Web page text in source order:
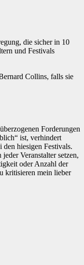
die sicher in 10
und Festivals
Collins, falls sie
Forderungen
ist, verhindert
hiesigen Festivals.
Veranstalter setzen,
oder Anzahl der
kritisieren mein lieber